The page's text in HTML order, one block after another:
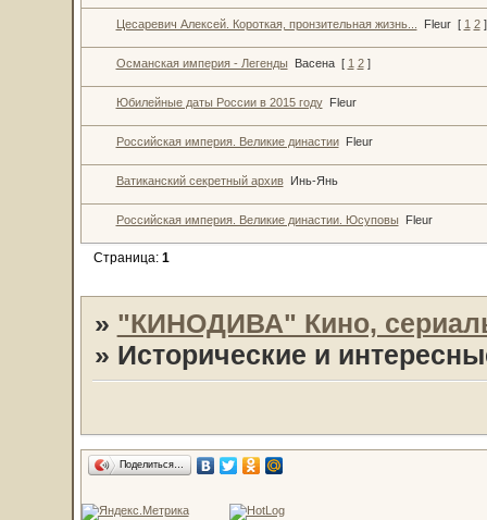
Цесаревич Алексей. Короткая, пронзительная жизнь... Fleur [ 1 2 ]
Османская империя - Легенды Васена [ 1 2 ]
Юбилейные даты России в 2015 году Fleur
Российская империя. Великие династии Fleur
Ватиканский секретный архив Инь-Янь
Российская империя. Великие династии. Юсуповы Fleur
Страница: 1
» "КИНОДИВА" Кино,
» Исторические и
Поделиться…